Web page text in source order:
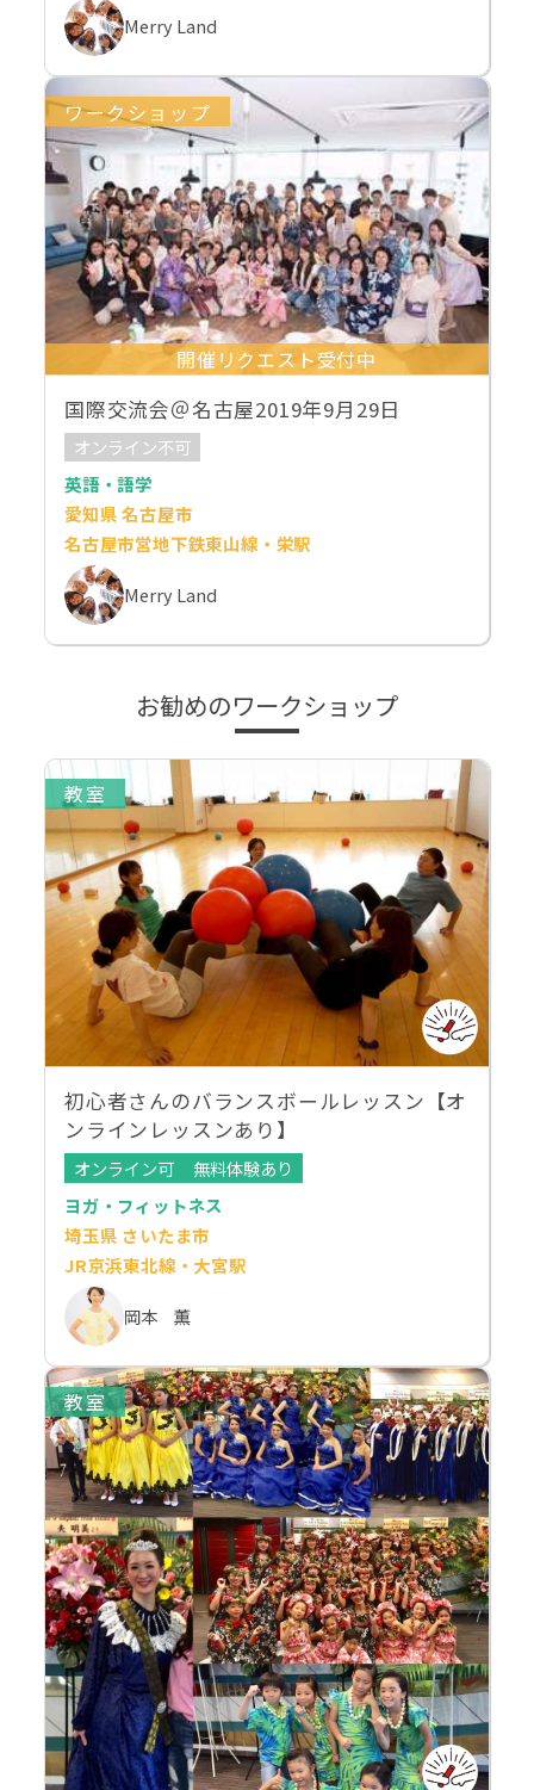
Merry Land
ワークショップ
開催リクエスト受付中
国際交流会＠名古屋2019年9月29日
オンライン不可
英語・語学
愛知県 名古屋市
名古屋市営地下鉄東山線・栄駅
Merry Land
お勧めのワークショップ
教室
初心者さんのバランスボールレッスン【オ
ンラインレッスンあり】
オンライン可
無料体験あり
ヨガ・フィットネス
埼玉県 さいたま市
JR京浜東北線・大宮駅
岡本 薫
教室